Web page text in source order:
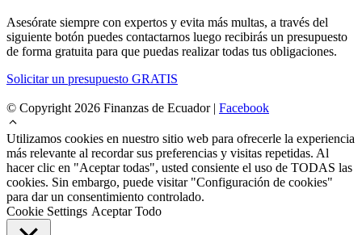
Asesórate siempre con expertos y evita más multas, a través del
siguiente botón puedes contactarnos luego recibirás un presupuesto
de forma gratuita para que puedas realizar todas tus obligaciones.
Solicitar un presupuesto GRATIS
© Copyright 2026 Finanzas de Ecuador | Facebook
Utilizamos cookies en nuestro sitio web para ofrecerle la experiencia
más relevante al recordar sus preferencias y visitas repetidas. Al
hacer clic en "Aceptar todas", usted consiente el uso de TODAS las
cookies. Sin embargo, puede visitar "Configuración de cookies"
para dar un consentimiento controlado.
Cookie Settings Aceptar Todo